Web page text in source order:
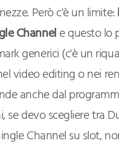
Però c'è un limite:
Channele questo lo
generici (c'è un
video editing o nei
anche dal
se devo scegliere tra
Channel su slot,